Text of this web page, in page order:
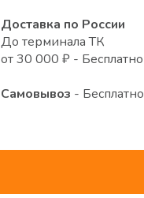
Доставка по России
До терминала ТК
от 30 000 ₽ - Бесплатно
Самовывоз - Бесплатно